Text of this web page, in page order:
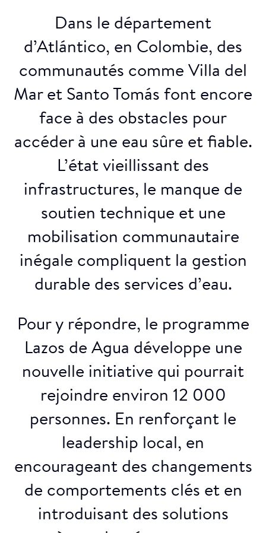
Dans le département
d’Atlántico, en Colombie, des
communautés comme Villa del
Mar et Santo Tomás font encore
face à des obstacles pour
accéder à une eau sûre et fiable.
L’état vieillissant des
infrastructures, le manque de
soutien technique et une
mobilisation communautaire
inégale compliquent la gestion
durable des services d’eau.
Pour y répondre, le programme
Lazos de Agua développe une
nouvelle initiative qui pourrait
rejoindre environ 12 000
personnes. En renforçant le
leadership local, en
encourageant des changements
de comportements clés et en
introduisant des solutions